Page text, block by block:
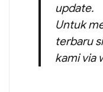
update.
Untuk
terbaru
kami via